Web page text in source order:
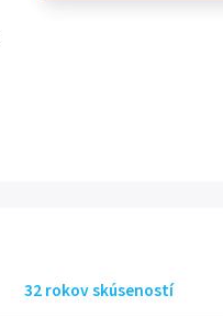
32 rokov skúseností